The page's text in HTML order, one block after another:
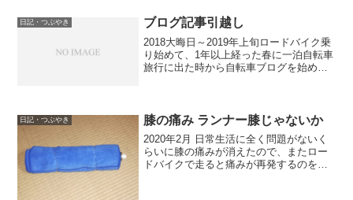
ろ選べて 年4回...
日記・つぶやき ブログ記事引越し
2018大晦日～2019年上旬ロードバイク乗
り始めて、1年以上経った春に一泊自転車
旅行に出た時から自転車ブログを始め
に行くとき何時...
日記・つぶやき 膝の痛み ランナー膝じゃないか
2020年2月 日常生活に全く問題がないく
らいに膝の痛みが消えたので、またロー
ドバイクで走ると痛みが再発するのを繰